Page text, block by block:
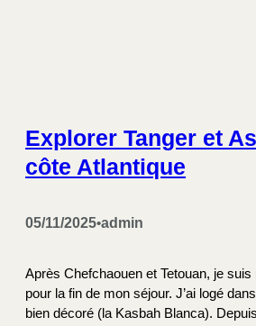
Explorer Tanger et
côte Atlantique
05/11/2025•admin
Après Chefchaouen et Tetouan, je suis
pour la fin de mon séjour. J’ai logé
bien décoré (la Kasbah Blanca).